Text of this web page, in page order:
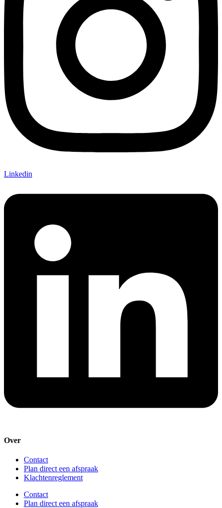
Linkedin
Over
Contact
Plan direct een afspraak
Klachtenreglement
Contact
Plan direct een afspraak